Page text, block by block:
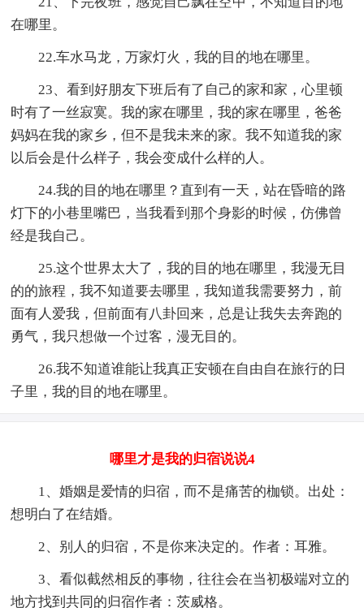
在哪里。
22.车水马龙，万家灯火，我的目的地在哪里。
23、看到好朋友下班后有了自己的家和家，心里顿
时有了一丝寂寞。我的家在哪里，我的家在哪里，爸爸
妈妈在我的家乡，但不是我未来的家。我不知道我的家
以后会是什么样子，我会变成什么样的人。
24.我的目的地在哪里？直到有一天，站在昏暗的路
灯下的小巷里嘴巴，当我看到那个身影的时候，仿佛曾
经是我自己。
25.这个世界太大了，我的目的地在哪里，我漫无目
的的旅程，我不知道要去哪里，我知道我需要努力，前
面有人爱我，但前面有八卦回来，总是让我失去奔跑的
勇气，我只想做一个过客，漫无目的。
26.我不知道谁能让我真正安顿在自由自在旅行的日
子里，我的目的地在哪里。
哪里才是我的归宿说说4
1、婚姻是爱情的归宿，而不是痛苦的枷锁。出处：
想明白了在结婚。
2、别人的归宿，不是你来决定的。作者：耳雅。
3、看似截然相反的事物，往往会在当初极端对立的
地方找到共同的归宿作者：茨威格。